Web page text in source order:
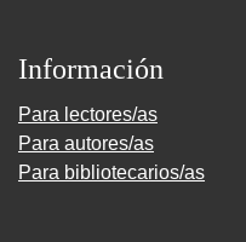
Información
Para lectores/as
Para autores/as
Para bibliotecarios/as